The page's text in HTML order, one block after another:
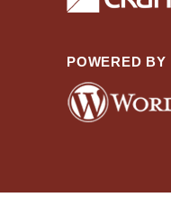
POWERED BY